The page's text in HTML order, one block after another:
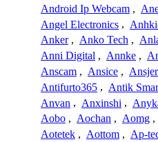
Android Ip Webcam ,
Angel Electronics ,
Anker , Anko Tech ,
Anni Digital , Annke ,
Anscam , Ansice , Ansjer
Antifurto365 , Antik
Anvan , Anxinshi ,
Aobo , Aochan , Aomg ,
Aotetek , Aottom , Ap-